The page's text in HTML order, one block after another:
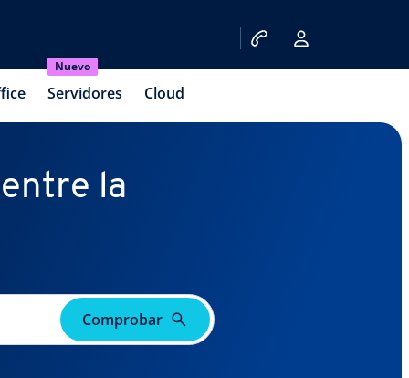
Nuevo
Servidores Cloud
la
Comprobar